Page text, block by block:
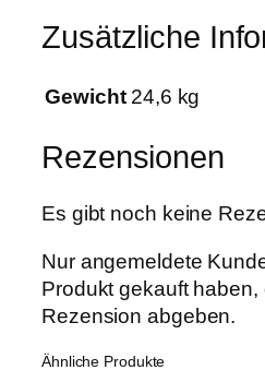
Zusätzliche
Gewicht 24,6 kg
Rezensionen
Es gibt noch keine
Nur angemeldete
Produkt gekauft haben,
Rezension abgeben.
Ähnliche Produkte